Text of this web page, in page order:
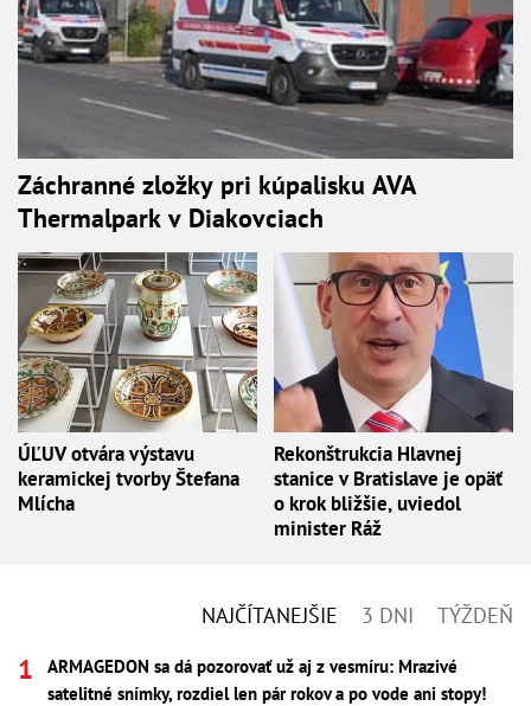
Záchranné zložky pri kúpalisku AVA
Thermalpark v Diakovciach
ÚĽUV otvára výstavu
keramickej tvorby Štefana
Mlícha
Rekonštrukcia Hlavnej
stanice v Bratislave je opäť
o krok bližšie, uviedol
minister Ráž
NAJČÍTANEJŠIE 3 DNI TÝŽDEŇ
ARMAGEDON sa dá pozorovať už aj z vesmíru: Mrazivé
satelitné snímky, rozdiel len pár rokov a po vode ani stopy!